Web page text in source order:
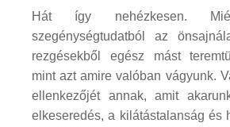
Hát így nehézkesen.
szegénységtudatból az
rezgésekből egész mást
mint azt amire valóban vágyunk.
ellenkezőjét annak, amit
elkeseredés, a kilátástalanság és